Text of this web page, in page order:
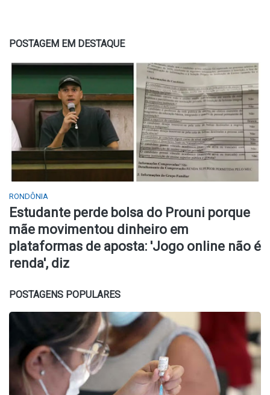
POSTAGEM EM DESTAQUE
RONDÔNIA
Estudante perde bolsa do Prouni porque
mãe movimentou dinheiro em
plataformas de aposta: 'Jogo online não é
renda', diz
POSTAGENS POPULARES